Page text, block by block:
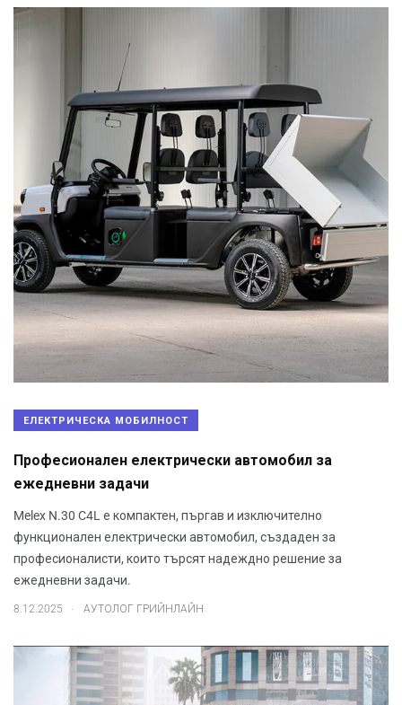
ЕЛЕКТРИЧЕСКА МОБИЛНОСТ
Професионален електрически автомобил за
ежедневни задачи
Melex N.30 C4L е компактен, пъргав и изключително
функционален електрически автомобил, създаден за
професионалисти, които търсят надеждно решение за
ежедневни задачи.
8.12.2025 . АУТОЛОГ ГРИЙНЛАЙН